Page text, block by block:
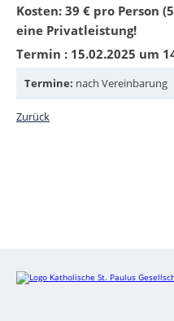
Kosten: 39 € pro Person
eine Privatleistung!
Termin : 15.02.2025 um
Termine: nach Vereinbarung
Zurück